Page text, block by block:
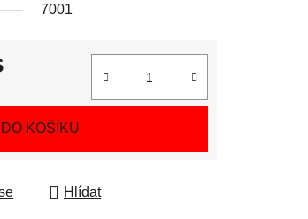
7001
DO KOŠÍKU
Hlídat